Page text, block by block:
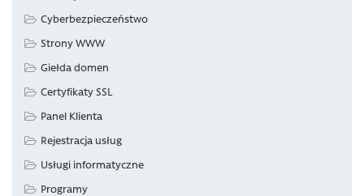
Cyberbezpieczeństwo
Strony WWW
Giełda domen
Certyfikaty SSL
Panel Klienta
Rejestracja usług
Usługi informatyczne
Programy